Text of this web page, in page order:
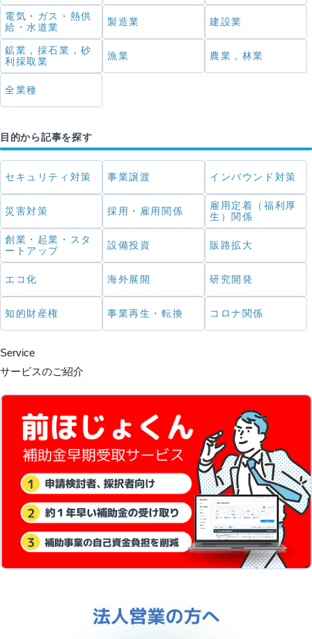
電気・ガス・熱供
給・水道業
製造業 建設業
鉱業，採石業，砂
利採取業
漁業 農業，林業
全業種
目的から記事を探す
セキュリティ対策 事業譲渡 インバウンド対策
災害対策 採用・雇用関係
雇用定着（福利厚
生）関係
創業・起業・スタ
ートアップ
設備投資 販路拡大
エコ化 海外展開 研究開発
知的財産権 事業再生・転換 コロナ関係
Service
サービスのご紹介